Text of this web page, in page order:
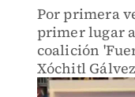
Por primera
primer lugar
coalición
Xóchitl
votaría por